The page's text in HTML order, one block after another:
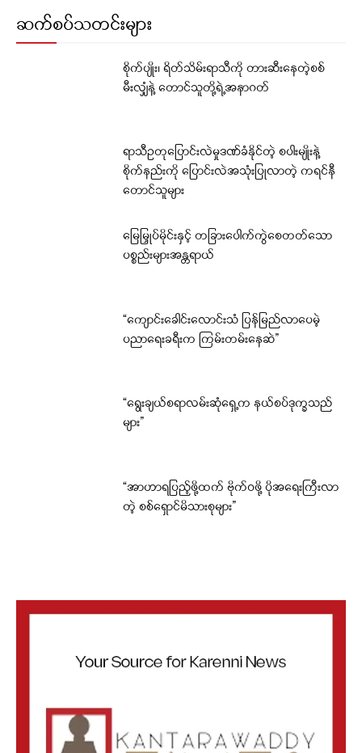
ဆက်စပ်သတင်းများ
စိုက်ပျိုး၊ ရိတ်သိမ်းရာသီကို တားဆီးနေတဲ့စစ်
မီးလျှံနဲ့ တောင်သူတို့ရဲ့အနာဂတ်
ရာသီဥတုပြောင်းလဲမှုဒဏ်ခံနိုင်တဲ့ စပါးမျိုးနဲ့
စိုက်နည်းကို ပြောင်းလဲအသုံးပြုလာတဲ့ ကရင်နီ
တောင်သူများ
မြေမြှုပ်မိုင်းနှင့် တခြားပေါက်ကွဲစေတတ်သော
ပစ္စည်းများအန္တရာယ်
“ကျောင်းခေါင်းလောင်းသံ ပြန်မြည်လာပေမဲ့
ပညာရေးခရီးက ကြမ်းတမ်းနေဆဲ”
“ရွေးချယ်စရာလမ်းဆုံရှေ့က နယ်စပ်ဒုက္ခသည်
များ”
“အာဟာရပြည့်ဖို့ထက် ဗိုက်ဝဖို့ ပိုအရေးကြီးလာ
တဲ့ စစ်ရှောင်မိသားစုများ”